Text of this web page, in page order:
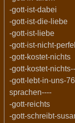
-gott-ist-dabei
-gott-ist-die-liebe
-gott-ist-liebe
-gott-ist-nicht-
-gott-kostet-nichts
-gott-kostet-
-gott-lebt-in-uns-
sprachen----
-gott-reichts
-gott-schreibt-